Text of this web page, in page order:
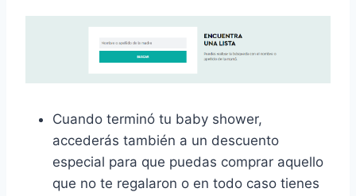
Cuando terminó tu baby shower,
accederás también a un descuento
especial para que puedas comprar aquello
que no te regalaron o en todo caso tienes